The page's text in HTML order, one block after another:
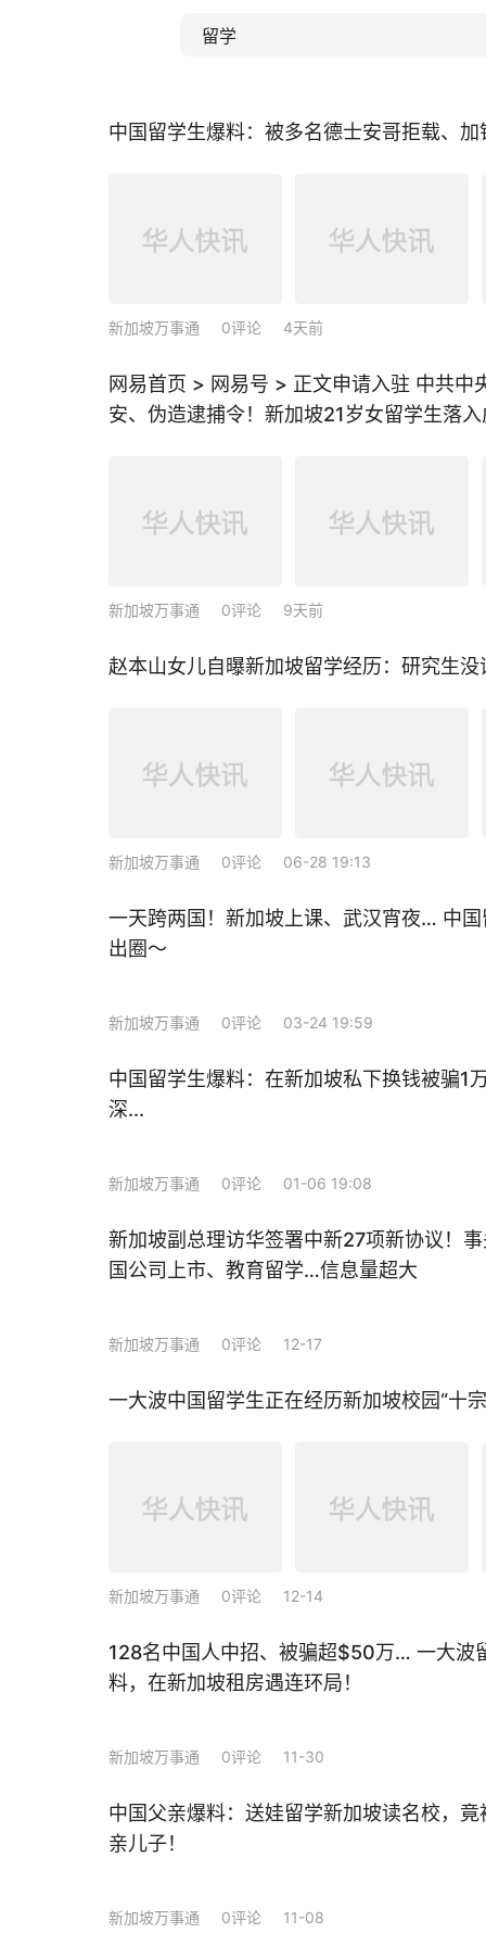
中国留学生爆料：被多名德士安哥拒载、
新加坡万事通 0评论 4天前
网易首页 > 网易号 > 正文申请入驻 中共
安、伪造逮捕令！新加坡21岁女留学生落
新加坡万事通 0评论 9天前
赵本山女儿自曝新加坡留学经历：研究生
新加坡万事通 0评论 06-28 19:13
一天跨两国！新加坡上课、武汉宵夜… 中
出圈～
新加坡万事通 0评论 03-24 19:59
中国留学生爆料：在新加坡私下换钱被骗1
深...
新加坡万事通 0评论 01-06 19:08
新加坡副总理访华签署中新27项新协议！
国公司上市、教育留学…信息量超大
新加坡万事通 0评论 12-17
一大波中国留学生正在经历新加坡校园“十
新加坡万事通 0评论 12-14
128名中国人中招、被骗超$50万… 一大波
料，在新加坡租房遇连环局！
新加坡万事通 0评论 11-30
中国父亲爆料：送娃留学新加坡读名校，竟
亲儿子！
新加坡万事通 0评论 11-08